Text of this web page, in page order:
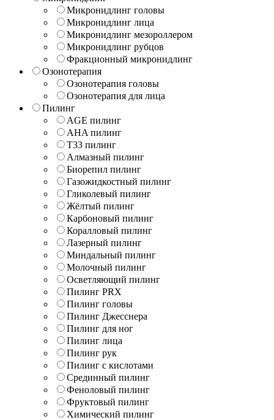
Микронидлинг головы
Микронидлинг лица
Микронидлинг мезороллером
Микронидлинг рубцов
Фракционный микронидлинг
Озонотерапия
Озонотерапия головы
Озонотерапия для лица
Пилинг
AGE пилинг
AHA пилинг
T33 пилинг
Алмазный пилинг
Биорепил пилинг
Газожидкостный пилинг
Гликолевый пилинг
Жёлтый пилинг
Карбоновый пилинг
Коралловый пилинг
Лазерный пилинг
Миндальный пилинг
Молочный пилинг
Осветляющий пилинг
Пилинг PRX
Пилинг головы
Пилинг Джесснера
Пилинг для ног
Пилинг лица
Пилинг рук
Пилинг с кислотами
Срединный пилинг
Феноловый пилинг
Фруктовый пилинг
Химический пилинг